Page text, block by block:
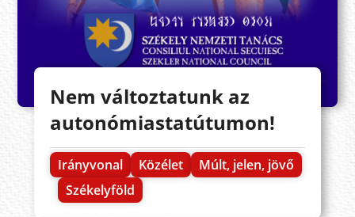
Nem változtatunk az
autonómiastatútumon!
Irányvonal Közélet
Múlt, jelen, jövő
Székelyföld